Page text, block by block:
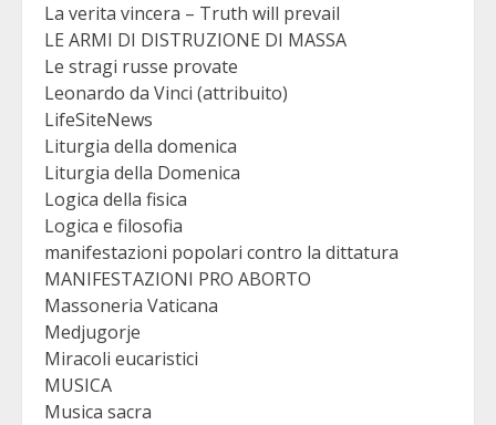
La verita vincera – Truth will prevail
LE ARMI DI DISTRUZIONE DI MASSA
Le stragi russe provate
Leonardo da Vinci (attribuito)
LifeSiteNews
Liturgia della domenica
Liturgia della Domenica
Logica della fisica
Logica e filosofia
manifestazioni popolari contro la dittatura
MANIFESTAZIONI PRO ABORTO
Massoneria Vaticana
Medjugorje
Miracoli eucaristici
MUSICA
Musica sacra